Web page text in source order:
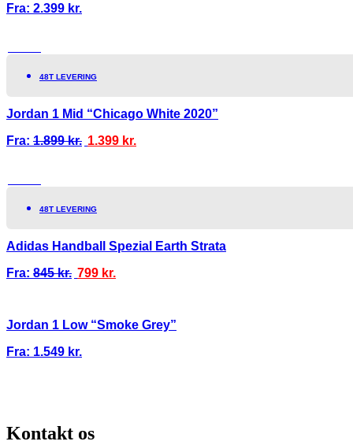
Fra: 2.399 kr.
48T LEVERING
Jordan 1 Mid “Chicago White 2020”
Fra: 1.899kr. 1.399 kr.
48T LEVERING
Adidas Handball Spezial Earth Strata
Fra: 845kr. 799 kr.
Jordan 1 Low “Smoke Grey”
Fra: 1.549 kr.
Kontakt os